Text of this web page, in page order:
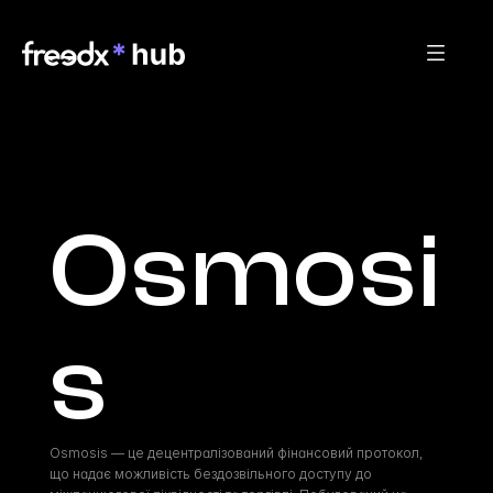
Osmosi
s
Osmosis — це децентралізований фінансовий протокол,
що надає можливість бездозвільного доступу до